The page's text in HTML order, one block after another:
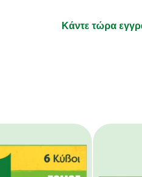
Κάντε τώρα